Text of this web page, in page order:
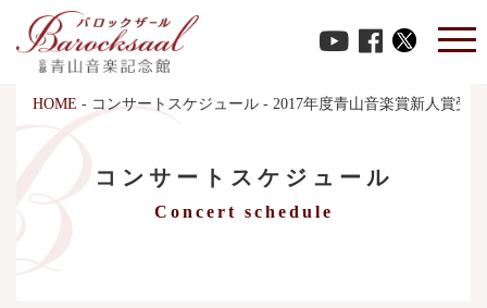
HOME - コンサートスケジュール - 2017年度青山音楽賞新人賞受
コンサートスケジュール
Concert schedule